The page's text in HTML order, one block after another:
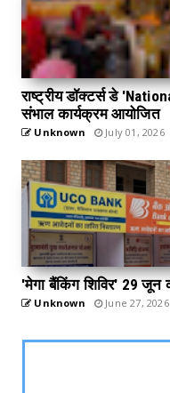
राष्ट्रीय डॉक्टर्स डे
संभाल कार्यक्रम आयोजित
Unknown July 01, 2026
'मेगा बैंकिंग शिविर' 29 जून
Unknown June 27, 2026